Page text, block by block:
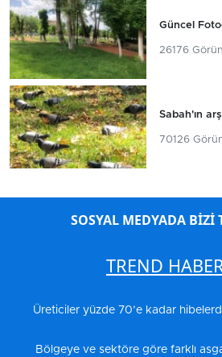
Güncel
26176
Sabah'ın
70126
SOSYAL MEDYADA BİZİ
TREND
Üreticiler yüzde 70’e kadar
Bölgeye ve sektöre göre farklı